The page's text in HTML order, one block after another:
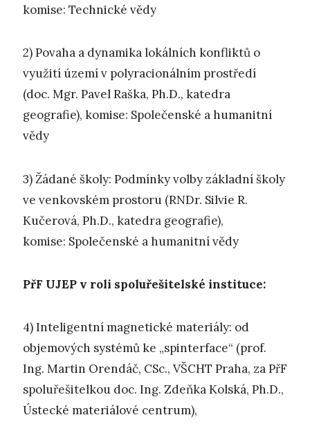
komise: Technické vědy
2) Povaha a dynamika lokálních konfliktů o
využití území v polyracionálním prostředí
(doc. Mgr. Pavel Raška, Ph.D., katedra
geografie), komise: Společenské a humanitní
vědy
3) Žádané školy: Podmínky volby základní školy
ve venkovském prostoru (RNDr. Silvie R.
Kučerová, Ph.D., katedra geografie),
komise: Společenské a humanitní vědy
PřF UJEP v roli spoluřešitelské instituce:
4) Inteligentní magnetické materiály: od
objemových systémů ke „spinterface“ (prof.
Ing. Martin Orendáč, CSc., VŠCHT Praha, za PřF
spoluřešitelkou doc. Ing. Zdeňka Kolská, Ph.D.,
Ústecké materiálové centrum),